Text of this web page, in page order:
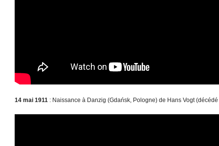
14 mai 1911 : Naissance à Danzig (Gdańsk, Pologne) de Hans Vogt